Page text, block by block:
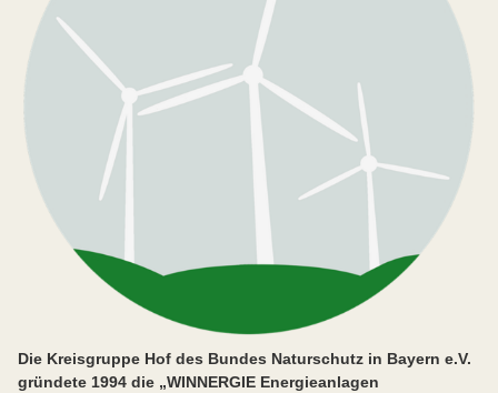
Die Kreisgruppe Hof des Bundes Naturschutz in Bayern e.V.
gründete 1994 die „WINNERGIE Energieanlagen